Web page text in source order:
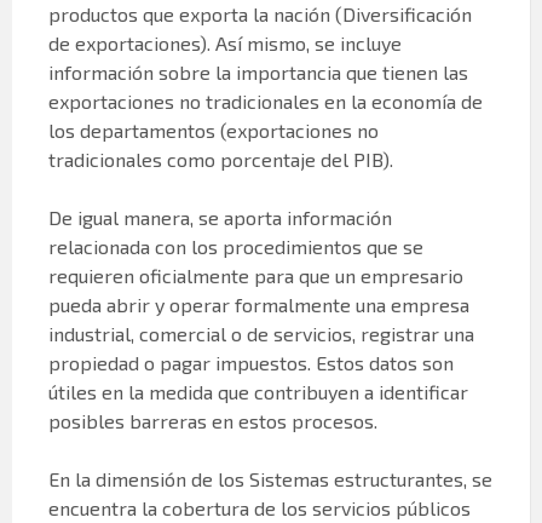
productos que exporta la nación (Diversificación
de exportaciones). Así mismo, se incluye
información sobre la importancia que tienen las
exportaciones no tradicionales en la economía de
los departamentos (exportaciones no
tradicionales como porcentaje del PIB).
De igual manera, se aporta información
relacionada con los procedimientos que se
requieren oficialmente para que un empresario
pueda abrir y operar formalmente una empresa
industrial, comercial o de servicios, registrar una
propiedad o pagar impuestos. Estos datos son
útiles en la medida que contribuyen a identificar
posibles barreras en estos procesos.
En la dimensión de los Sistemas estructurantes, se
encuentra la cobertura de los servicios públicos